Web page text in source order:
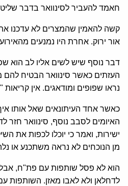
חאמד להעביר לסינוואר בדבר
קשה להאמין שהמצרים לא עדכנו את
אור ירוק. אחרת היו נמנעים
דבר נוסף שיש לשים אליו לב הוא
העזתים כאשר סינוואר הבטיח להם
נראו שפופים ומודאגים. אין
כאשר אחד העיתונאים שאל אותו
האיומים לסבב נוסף, סינוואר חזר
ישירות, ואמר כי יוכלו לכפות את
מן הנוכחים לא נראה משתכנע או
הוא לא פסל שותפות עם פת"ח, אבל
לדחלאן ולא לאבו מאזן. השותפות